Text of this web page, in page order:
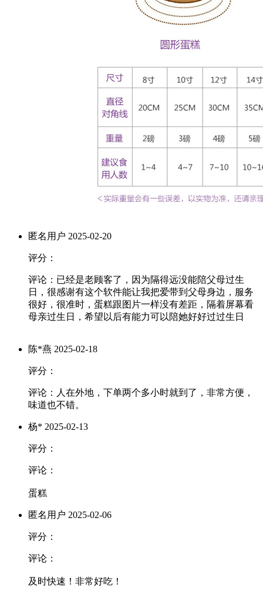
匿名用户 2025-02-20
评分：
评论：已经是老顾客了，因为隔得远没能陪父母过生
日，很感谢有这个软件能让我把爱带到父母身边，服务
很好，很准时，蛋糕跟图片一样没有差距，隔着屏幕看
母亲过生日，希望以后有能力可以陪她好好过过生日
陈*燕 2025-02-18
评分：
评论：人在外地，下单两个多小时就到了，非常方便，
味道也不错。
杨* 2025-02-13
评分：
评论：
蛋糕
匿名用户 2025-02-06
评分：
评论：
及时快速！非常好吃！